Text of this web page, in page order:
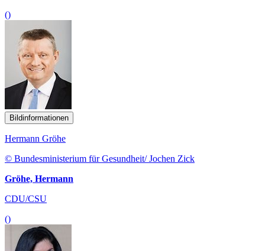
()
Bildinformationen
Hermann Gröhe
© Bundesministerium für Gesundheit/ Jochen Zick
Gröhe, Hermann
CDU/CSU
()